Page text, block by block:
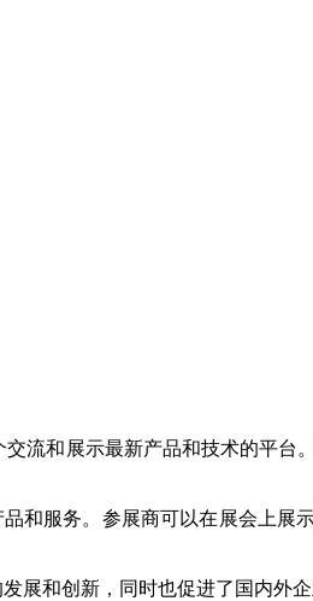
流和展示最新产品和技术的平台
和服务。参展商可以在展会上展
展和创新，同时也促进了国内外企